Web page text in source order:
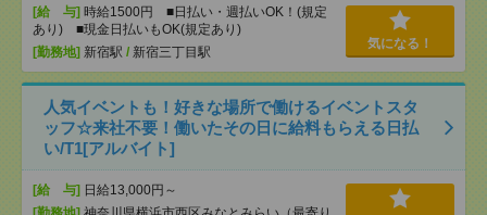
[給 与] 時給1500円 ■日払い・週払いOK！(規定
あり) ■現金日払いもOK(規定あり)
[勤務地] 新宿駅 / 新宿三丁目駅
気になる！
人気イベントも！好きな場所で働けるイベントスタ
ッフ☆来社不要！働いたその日に給料もらえる日払
い/T1[アルバイト]
[給 与] 日給13,000円～